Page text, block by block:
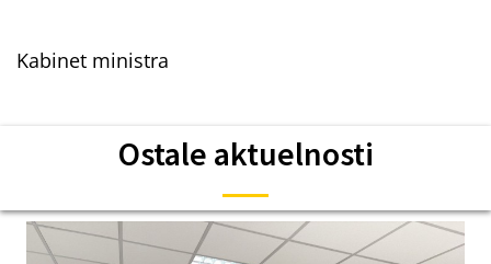
Kabinet ministra
Ostale aktuelnosti